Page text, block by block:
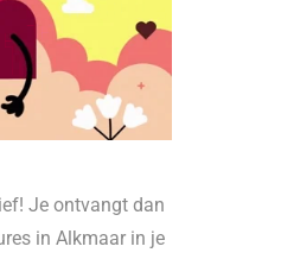
Je ontvangt dan
in Alkmaar in je